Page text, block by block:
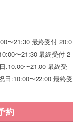
〜21:30 最終受付 20:0
〜21:30 最終受付 2
:10:00〜21:00 最終受
日:10:00〜22:00 最終受
約